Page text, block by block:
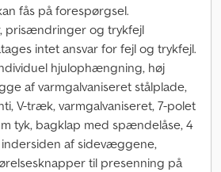
fås på forespørgsel.
prisændringer og trykfejl
intet ansvar for fejl og trykfejl.
hjulophængning, høj
af varmgalvaniseret stålplade,
V-træk, varmgalvaniseret, 7-polet
tyk, bagklap med spændelåse, 4
af sidevæggene,
til presenning på